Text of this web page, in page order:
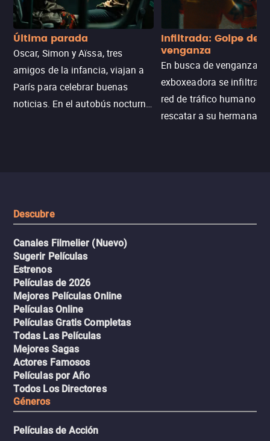
Última parada
Oscar, Simon y Aïssa, tres
amigos de la infancia, viajan a
París para celebrar buenas
noticias. En el autobús nocturno
Infiltrada: Golpe de
venganza
En busca de venganza,
exboxeadora se infiltra
red de tráfico humano
rescatar a su hermana
Descubre
Canales Filmelier (Nuevo)
Sugerir Películas
Estrenos
Películas de 2026
Mejores Películas Online
Películas Online
Películas Gratis Completas
Todas Las Películas
Mejores Sagas
Actores Famosos
Películas por Año
Todos Los Directores
Géneros
Películas de Acción